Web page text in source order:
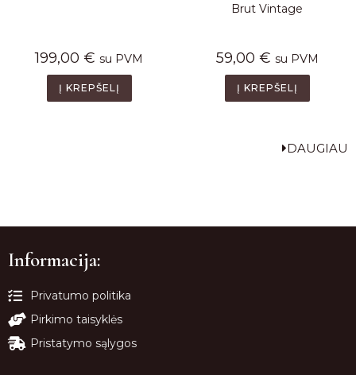
199,00 € su PVM
Į KREPŠELĮ
Brut Vintage
59,00 € su PVM
Į KREPŠELĮ
DAUGIAU
Informacija:
Privatumo politika
Pirkimo taisyklės
Pristatymo sąlygos